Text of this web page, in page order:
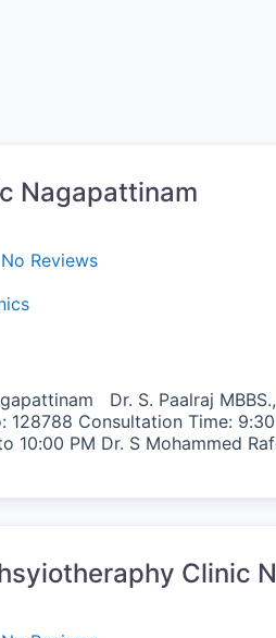
Nagapattinam
No Reviews
Dr. S. Paalraj
128788 Consultation Time:
10:00 PM Dr. S Mohammed
Clinic